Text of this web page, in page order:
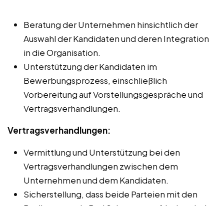
Beratung der Unternehmen hinsichtlich der
Auswahl der Kandidaten und deren Integration
in die Organisation.
Unterstützung der Kandidaten im
Bewerbungsprozess, einschließlich
Vorbereitung auf Vorstellungsgespräche und
Vertragsverhandlungen.
Vertragsverhandlungen:
Vermittlung und Unterstützung bei den
Vertragsverhandlungen zwischen dem
Unternehmen und dem Kandidaten.
Sicherstellung, dass beide Parteien mit den